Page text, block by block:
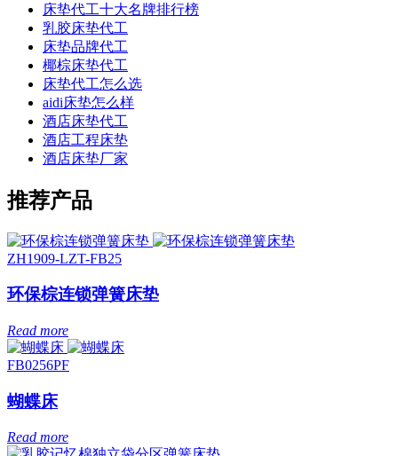
床垫代工十大名牌排行榜
乳胶床垫代工
床垫品牌代工
椰棕床垫代工
床垫代工怎么选
aidi床垫怎么样
酒店床垫代工
酒店工程床垫
酒店床垫厂家
推荐产品
ZH1909-LZT-FB25
环保棕连锁弹簧床垫
Read more
FB0256PF
蝴蝶床
Read more